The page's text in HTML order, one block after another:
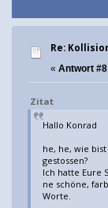
Re:
« Antwort
Zitat
Hallo Konrad
he, he, wie
gestossen?
Ich hatte Eure
ne schöne,
Worte.